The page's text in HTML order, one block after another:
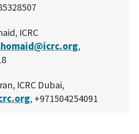
ICRC
,
ICRC Dubai,
, +971504254091